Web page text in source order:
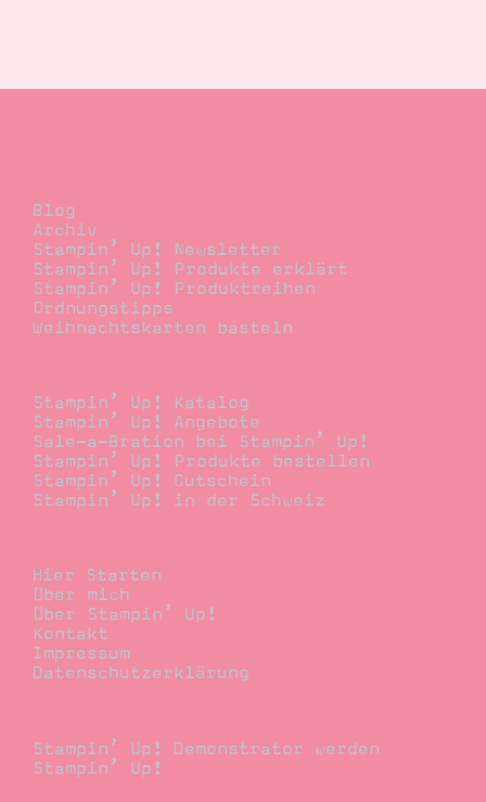
Blog
Archiv
Stampin’ Up! Newsletter
Stampin’ Up! Produkte erklärt
Stampin’ Up! Produktreihen
Ordnungstipps
Weihnachtskarten basteln
Stampin’ Up! Katalog
Stampin’ Up! Angebote
Sale-a-Bration bei Stampin’ Up!
Stampin’ Up! Produkte bestellen
Stampin’ Up! Gutschein
Stampin’ Up! in der Schweiz
Hier Starten
Über mich
Über Stampin’ Up!
Kontakt
Impressum
Datenschutzerklärung
Stampin’ Up! Demonstrator werden
Stampin’ Up!